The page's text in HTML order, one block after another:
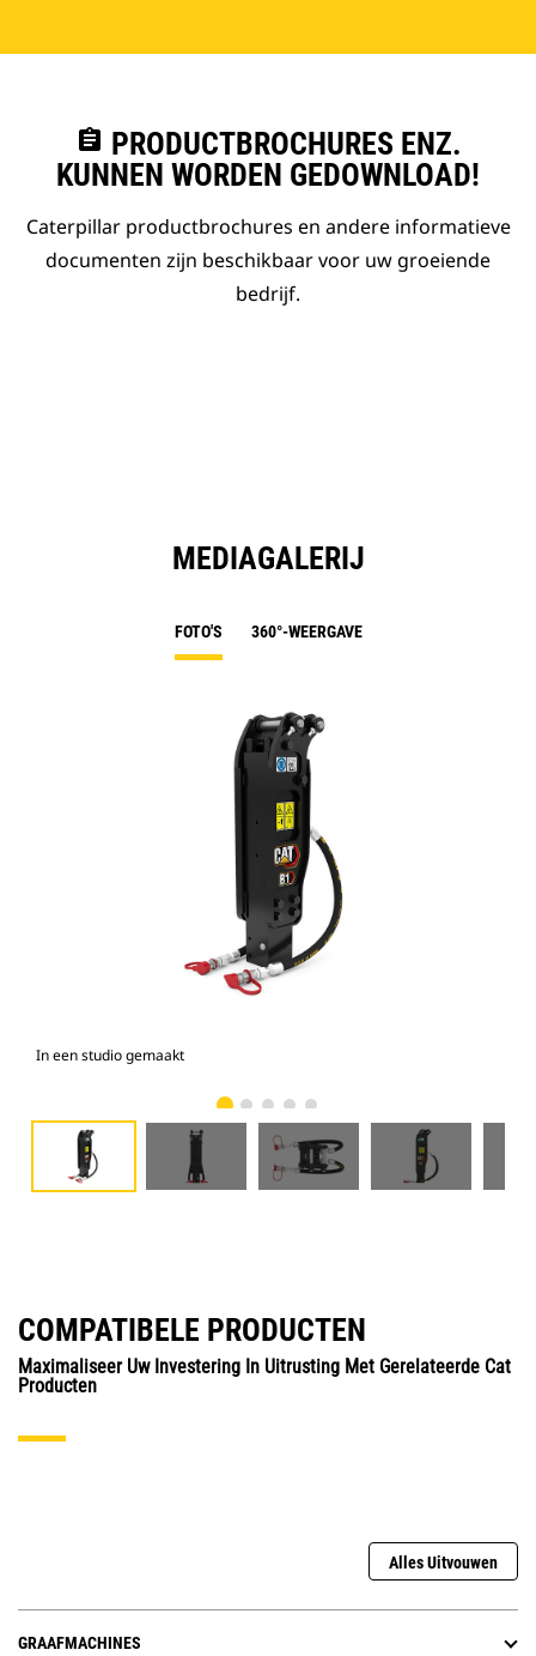
assignment PRODUCTBROCHURES ENZ.
KUNNEN WORDEN GEDOWNLOAD!
Caterpillar productbrochures en andere informatieve
documenten zijn beschikbaar voor uw groeiende
bedrijf.
MEDIAGALERIJ
FOTO'S 360°-WEERGAVE
In een studio gemaakt
COMPATIBELE PRODUCTEN
Maximaliseer Uw Investering In Uitrusting Met Gerelateerde Cat
Producten
Alles Uitvouwen
GRAAFMACHINES